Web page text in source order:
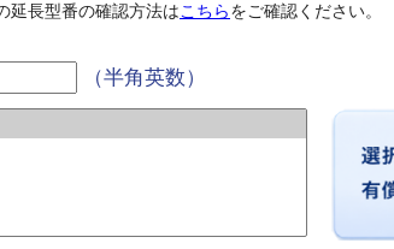
延長型番の確認方法はこちらをご確認ください。
（半角英数）